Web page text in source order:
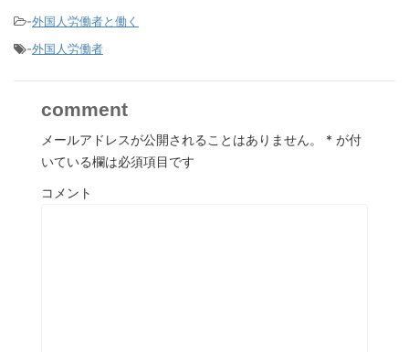
-外国人労働者と働く
-外国人労働者
comment
メールアドレスが公開されることはありません。 * が付
いている欄は必須項目です
コメント